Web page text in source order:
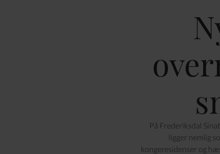
På Frederiksdal
ligger nemlig
kongeresidenser og